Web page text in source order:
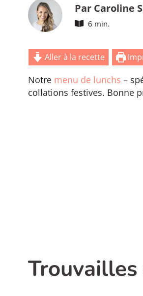
Par Caroline
6 min.
Aller à la recette
Notre menu de lunchs –
collations festives. Bonne